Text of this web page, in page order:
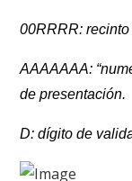
00RRRR:
AAAAAAA:
de presentación.
D: dígito de